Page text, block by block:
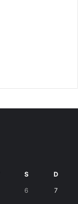
S D
6 7